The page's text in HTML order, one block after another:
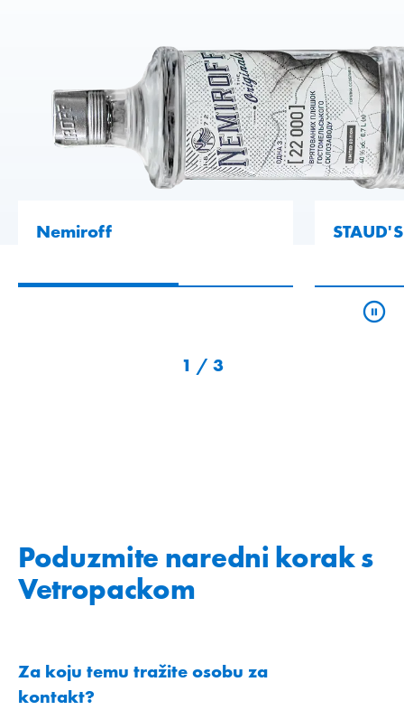
Nemiroff
1 / 3
Poduzmite naredni korak s
Vetropackom
Za koju temu tražite osobu za
kontakt?